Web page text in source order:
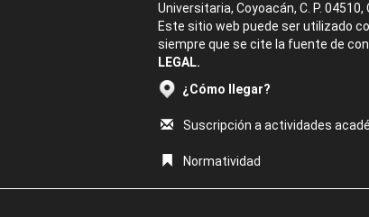
Universitaria, Coyoacán, C. P. 04510,
Este sitio web puede ser utilizado
siempre que se cite la fuente de
LEGAL.
¿Cómo llegar?
Suscripción a actividades
Normatividad